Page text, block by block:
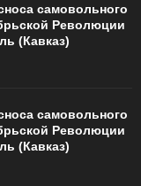
самовольного
Революции
(Кавказ)
самовольного
Революции
(Кавказ)